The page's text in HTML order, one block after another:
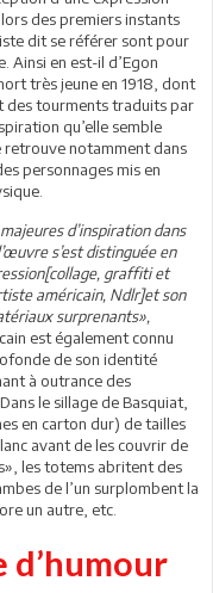
des premiers instants
dit se référer sont pour
Ainsi en est-il d’Egon
très jeune en 1918, dont
des tourments traduits par
qu’elle semble
retrouve notamment dans
personnages mis en
d’inspiration dans
s’est distinguée en
graffiti et
américain, Ndlr]et son
surprenants»,
est également connu
de son identité
à outrance des
le sillage de Basquiat,
en carton dur) de tailles
avant de les couvrir de
les totems abritent des
de l’un surplombent la
un autre, etc.